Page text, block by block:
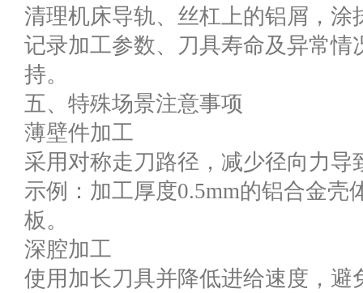
清理机床导轨、丝杠上的铝屑，涂
记录加工参数、刀具寿命及异常
持。
五、特殊场景注意事项
薄壁件加工
采用对称走刀路径，减少径向力导
示例：加工厚度0.5mm的铝合金壳
板。
深腔加工
使用加长刀具并降低进给速度，避